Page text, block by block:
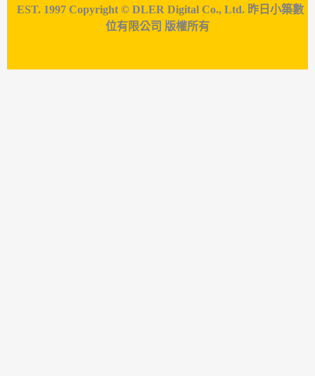
EST. 1997 Copyright © DLER Digital Co., Ltd. 昨日小築數
位有限公司 版權所有